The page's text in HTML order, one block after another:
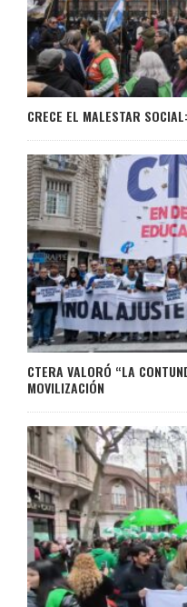
CRECE EL MALESTAR
CTERA VALORÓ “LA
MOVILIZACIÓN